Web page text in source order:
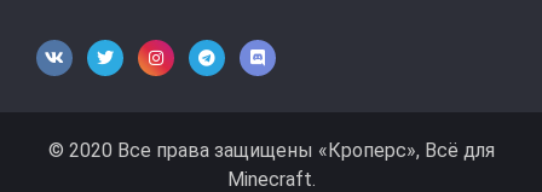
© 2020 Все права защищены «Кроперс», Всё для
Minecraft.